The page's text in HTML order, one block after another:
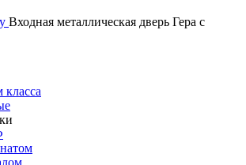
Входная металлическая дверь Гера с